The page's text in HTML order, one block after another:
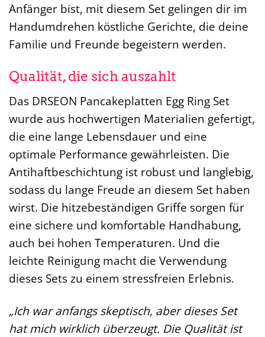
Anfänger bist, mit diesem Set gelingen dir im
Handumdrehen köstliche Gerichte, die deine
Familie und Freunde begeistern werden.
Qualität, die sich auszahlt
Das DRSEON Pancakeplatten Egg Ring Set
wurde aus hochwertigen Materialien gefertigt,
die eine lange Lebensdauer und eine
optimale Performance gewährleisten. Die
Antihaftbeschichtung ist robust und langlebig,
sodass du lange Freude an diesem Set haben
wirst. Die hitzebeständigen Griffe sorgen für
eine sichere und komfortable Handhabung,
auch bei hohen Temperaturen. Und die
leichte Reinigung macht die Verwendung
dieses Sets zu einem stressfreien Erlebnis.
„Ich war anfangs skeptisch, aber dieses Set
hat mich wirklich überzeugt. Die Qualität ist